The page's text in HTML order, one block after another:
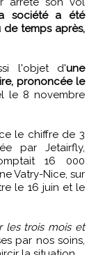
société a été
temps après,
l'objet d'une
prononcée le
le 8 novembre
le chiffre de 3
par Jetairfly,
16 000
Vatry-Nice, sur
le 16 juin et le
les trois mois et
par nos soins,